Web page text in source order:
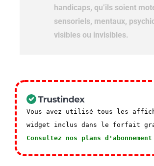
handicaps, qu’ils soient
sensoriels, mentaux,
visibles ou invisibles.
Vous avez utilisé tous les
widget inclus dans le forfait
Consultez nos plans